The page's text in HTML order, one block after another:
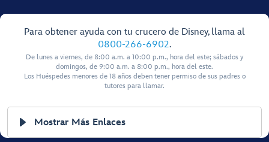
Para obtener ayuda con tu crucero de Disney, llama al
0800-266-6902.
De lunes a viernes, de 8:00 a.m. a 10:00 p.m., hora del este; sábados y
domingos, de 9:00 a.m. a 8:00 p.m., hora del este.
Los Huéspedes menores de 18 años deben tener permiso de sus padres o
tutores para llamar.
Mostrar Más Enlaces